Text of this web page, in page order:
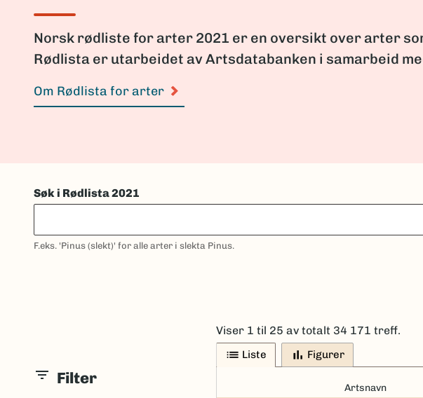
Norsk rødliste for arter 2021 er en oversikt over arter
Rødlista er utarbeidet av Artsdatabanken i samarbeid
Om Rødlista for arter
Søk i Rødlista 2021
F.eks. 'Pinus (slekt)' for alle arter i slekta Pinus.
Viser 1 til 25 av totalt 34 171 treff.
list Liste bar_chart Figurer
filter_list Filter
Artsnavn